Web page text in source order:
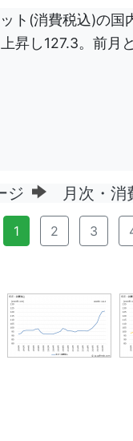
ト(消費税込)の国
昇し127.3。前月
ジ 月次・消
1 2 3